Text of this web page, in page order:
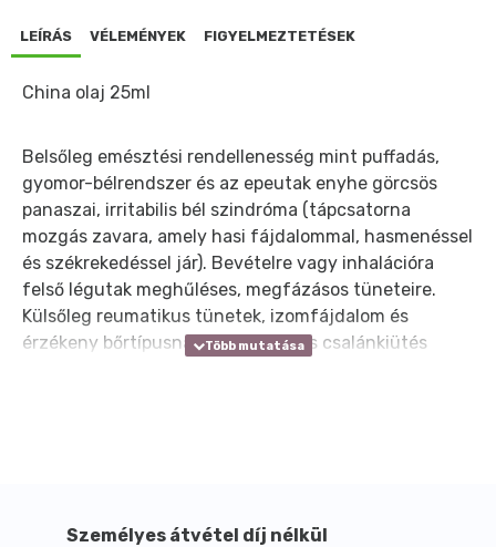
LEÍRÁS VÉLEMÉNYEK FIGYELMEZTETÉSEK
China olaj 25ml
Belsőleg emésztési rendellenesség mint puffadás,
gyomor-bélrendszer és az epeutak enyhe görcsös
panaszai, irritabilis bél szindróma (tápcsatorna
mozgás zavara, amely hasi fájdalommal, hasmenéssel
és székrekedéssel jár). Bevételre vagy inhalációra
felső légutak meghűléses, megfázásos tüneteire.
Külsőleg reumatikus tünetek, izomfájdalom és
érzékeny bőrtípusnál a viszketés és csalánkiütés
Személyes átvétel díj nélkül